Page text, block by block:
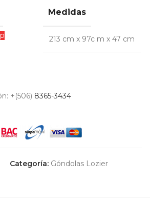
Medidas
213 cm x 97c m x 47 cm
+(506) 8365-3434
Categoría: Góndolas Lozier